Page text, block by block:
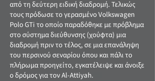
από τη δεύτερη ειδική διαδρομή. Τελικώς
τους πρόδωσε το γερασμένο Volkswagen
Polo GTi το οποίο παραδόθηκε με πρόβλημα
στο σύστημα διεύθυνσης (χούφτα) μια
διαδρομή πριν το τέλος, σε μια επανάληψη
του περσινού σεναρίου όπου και πάλι το
πλήρωμα προηγείτο, εγκατέλειψε και άνοιξε
ο δρόμος για τον Al-Attiyah.